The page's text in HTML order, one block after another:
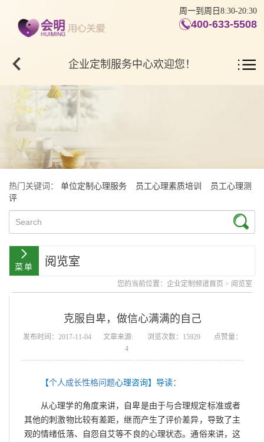
周一到周日8:30-20:30
400-633-5508
企业定制服务中心欢迎您！
热门关键词： 单位定制心理服务 员工心理素质培训
员工心理测
评
阅览室
您的当前位置： 企业定制频道首页 > 阅览室
克服自卑，做信心满满的自己
发布时间：2017-11-04 文章来源: 浏览次数：15929
点赞量：
4
【个人成长性格问题心理咨询】导读：
从心理学的角度来讲，自卑是由于与合理规定标准或者
其他的刺激物比较有差距，继而产生了评价差异，导致了主
观的情绪低落、自怨自艾等不良的心理状态。通俗来讲，这